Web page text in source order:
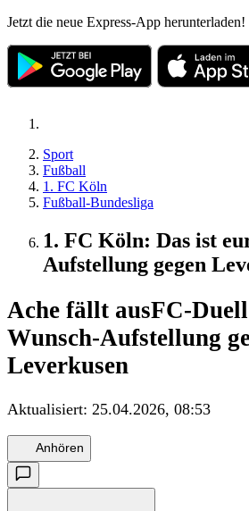
Jetzt die neue Express-App herunterladen!
Sport
Fußball
1. FC Köln
Fußball-Bundesliga
1. FC Köln: Das ist
Aufstellung gegen
Ache fällt ausFC-
Wunsch-Aufstellung
Leverkusen
Aktualisiert: 25.04.2026, 08:53
Anhören